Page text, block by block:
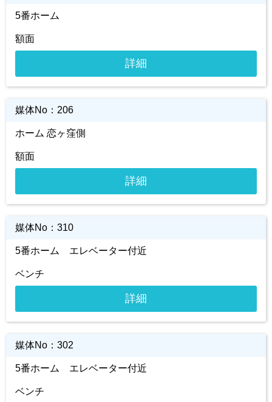
5番ホーム
額面
詳細
媒体No： 206
ホーム 恋ヶ窪側
額面
詳細
媒体No： 310
5番ホーム エレベーター付近
ベンチ
詳細
媒体No： 302
5番ホーム エレベーター付近
ベンチ